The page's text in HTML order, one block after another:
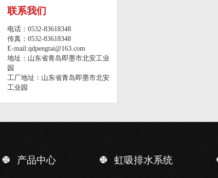
联系我们
电话：0532-83618348
传真：0532-83618348
E-mail:qdpengtai@163.com
地址：山东省青岛即墨市北安工业
园
工厂地址：山东省青岛即墨市北安
工业园
产品中心 虹吸排水系统